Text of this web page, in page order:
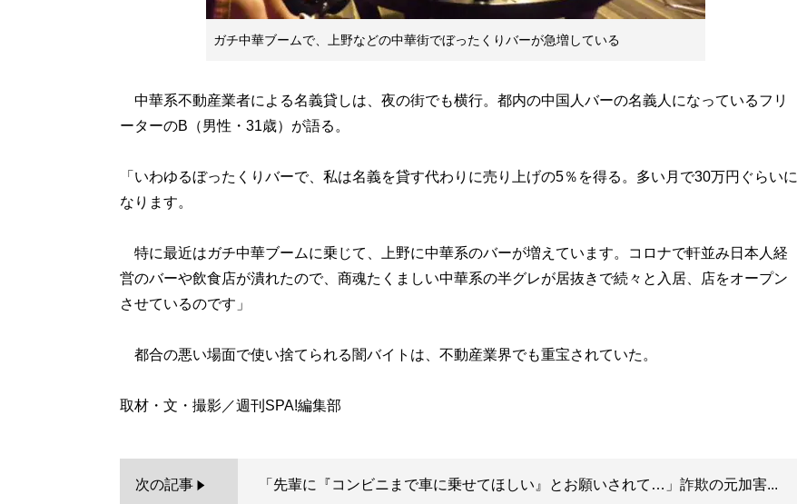
ガチ中華ブームで、上野などの中華街でぼったくりバーが急増している
中華系不動産業者による名義貸しは、夜の街でも横行。都内の中国人バーの名義人になっているフリ
ーターのB（男性・31歳）が語る。
「いわゆるぼったくりバーで、私は名義を貸す代わりに売り上げの5％を得る。多い月で30万円ぐらいに
なります。
特に最近はガチ中華ブームに乗じて、上野に中華系のバーが増えています。コロナで軒並み日本人経
営のバーや飲食店が潰れたので、商魂たくましい中華系の半グレが居抜きで続々と入居、店をオープン
させているのです」
都合の悪い場面で使い捨てられる闇バイトは、不動産業界でも重宝されていた。
次の記事 「先輩に『コンビニまで車に乗せてほしい』とお願いされて…」詐欺の元加害...